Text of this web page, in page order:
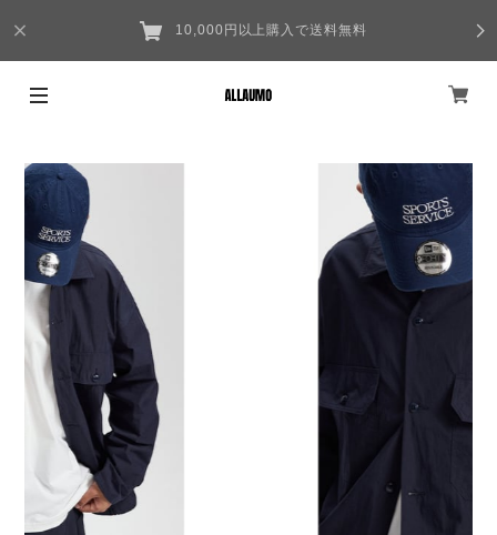
10,000円以上購入で送料無料